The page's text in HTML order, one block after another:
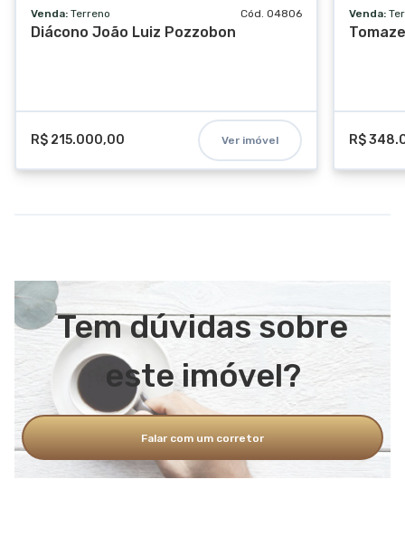
Venda: Terreno Cód. 04806
Diácono João Luiz Pozzobon
R$ 215.000,00 Ver imóvel
Venda:
R$
Tem dúvidas sobre
este imóvel?
Falar com um corretor